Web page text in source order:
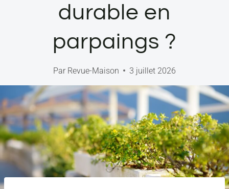
durable en
parpaings ?
Par Revue-Maison 3 juillet 2026